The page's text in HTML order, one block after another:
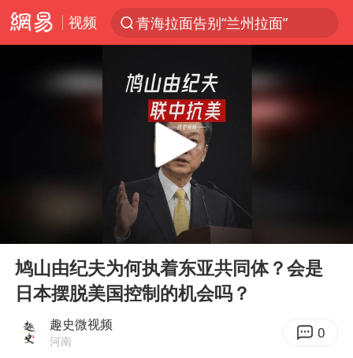
视频
青海拉面告别“兰州拉面”
U17国足三战全胜
我国编制完成新版全月地质图
台风白海豚登陆地点更新
看守所辅警收受10万获刑1年
多地要求领导干部带头休假
台风白海豚进入48小时警戒线
宇树科技发行价格150.80元/股
Play
鸠山由纪夫为何执着东亚共同体？会是
日本摆脱美国控制的机会吗？
趣史微视频
河南 0